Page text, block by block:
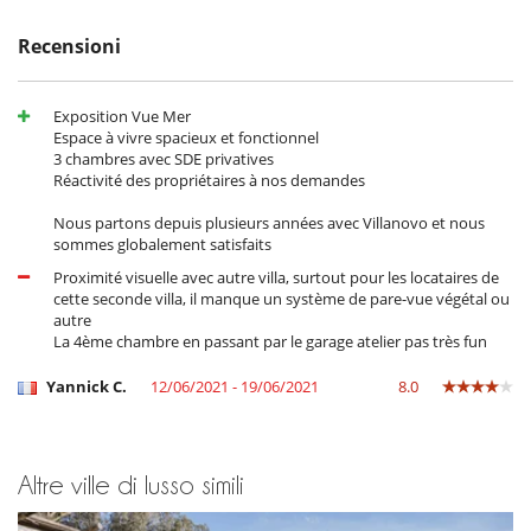
Tostapane
Amache
Aria condizionata
Garage o posteggio privato
Accesso diretto al mare
Recensioni
Exposition Vue Mer
Espace à vivre spacieux et fonctionnel
3 chambres avec SDE privatives
Réactivité des propriétaires à nos demandes
Nous partons depuis plusieurs années avec Villanovo et nous
sommes globalement satisfaits
Proximité visuelle avec autre villa, surtout pour les locataires de
cette seconde villa, il manque un système de pare-vue végétal ou
autre
La 4ème chambre en passant par le garage atelier pas très fun
Yannick C. 12/06/2021 - 19/06/2021 8.0
Altre ville di lusso simili